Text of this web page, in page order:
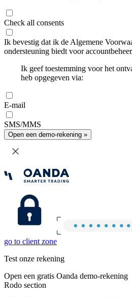
Check all consents
Ik bevestig dat ik de Algemene
ondersteuning biedt voor
Ik geef toestemming voor het
heb opgegeven via:
E-mail
SMS/MMS
Open een demo-rekening »
go to client zone
Test onze rekening
Open een gratis Oanda demo-rekening
Rodo section